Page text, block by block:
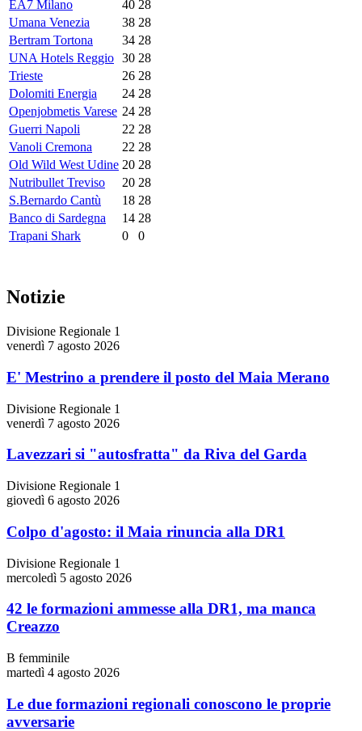
EA7 Milano 40 28
Umana Venezia
38 28
Bertram Tortona
34 28
UNA Hotels Reggio 30 28
Trieste
26 28
Dolomiti Energia
24 28
Openjobmetis Varese 24 28
Guerri Napoli
22 28
Vanoli Cremona
22 28
Old Wild West Udine 20 28
Nutribullet Treviso
20 28
S.Bernardo Cantù
18 28
Banco di Sardegna
14 28
Trapani Shark
0 0
Notizie
Divisione Regionale 1
venerdì 7 agosto 2026
E' Mestrino a prendere il posto del Maia Merano
Divisione Regionale 1
venerdì 7 agosto 2026
Lavezzari si "autosfratta" da Riva del Garda
Divisione Regionale 1
giovedì 6 agosto 2026
Colpo d'agosto: il Maia rinuncia alla DR1
Divisione Regionale 1
mercoledì 5 agosto 2026
42 le formazioni ammesse alla DR1, ma manca
Creazzo
B femminile
martedì 4 agosto 2026
Le due formazioni regionali conoscono le proprie
avversarie